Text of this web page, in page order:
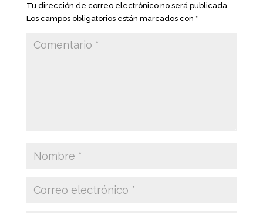
Tu dirección de correo electrónico no será publicada.
Los campos obligatorios están marcados con *